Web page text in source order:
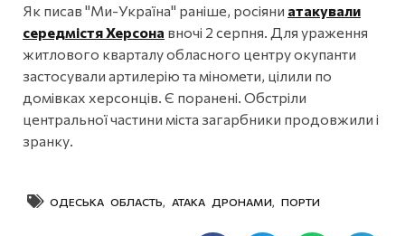
Як писав "Ми-Україна" раніше, росіяни атакували
середмістя Херсона вночі 2 серпня. Для ураження
житлового кварталу обласного центру окупанти
застосували артилерію та міномети, цілили по
домівках херсонців. Є поранені. Обстріли
центральної частини міста загарбники продовжили і
зранку.
ОДЕСЬКА ОБЛАСТЬ, АТАКА ДРОНАМИ, ПОРТИ